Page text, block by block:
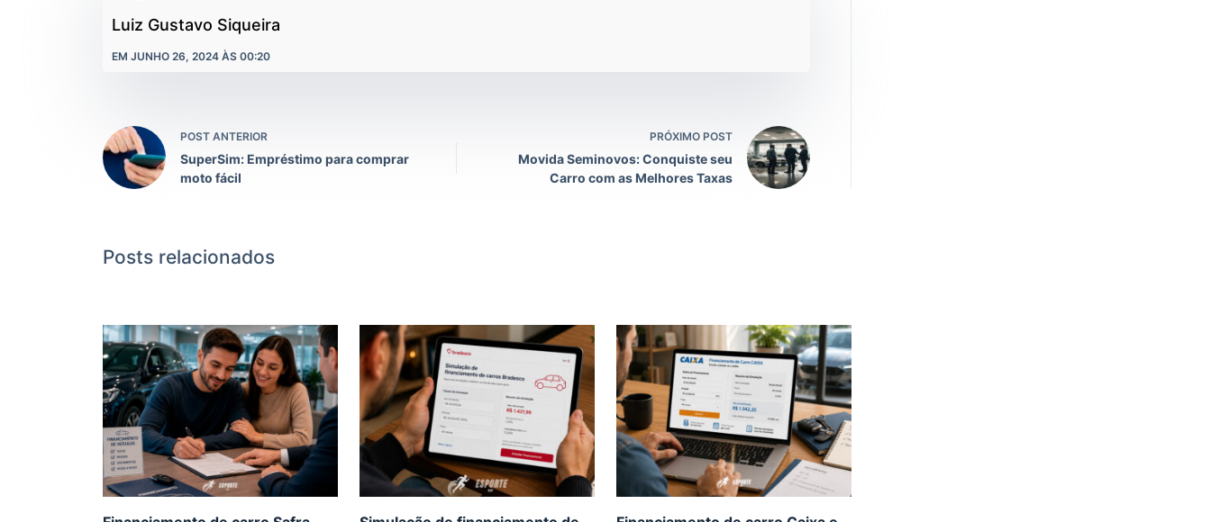
Luiz Gustavo Siqueira
EM JUNHO 26, 2024 ÀS 00:20
POST ANTERIOR
SuperSim: Empréstimo para comprar
moto fácil
PRÓXIMO POST
Movida Seminovos: Conquiste seu
Carro com as Melhores Taxas
Posts relacionados